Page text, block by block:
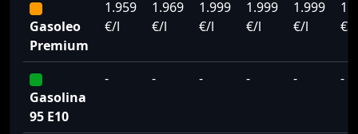
Gasoleo
Premium
1.959
€/l
1.969
€/l
1.999
€/l
1.999
€/l
1.999
€/l
€/l
Gasolina
95 E10
- - - - - -